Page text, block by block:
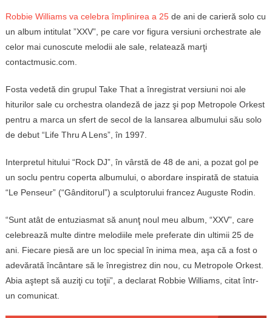
Robbie Williams va celebra împlinirea a 25de ani de carieră solo cu
un album intitulat ”XXV”, pe care vor figura versiuni orchestrate ale
celor mai cunoscute melodii ale sale, relatează marţi
contactmusic.com.
Fosta vedetă din grupul Take That a înregistrat versiuni noi ale
hiturilor sale cu orchestra olandeză de jazz şi pop Metropole Orkest
pentru a marca un sfert de secol de la lansarea albumului său solo
de debut “Life Thru A Lens”, în 1997.
Interpretul hitului “Rock DJ”, în vârstă de 48 de ani, a pozat gol pe
un soclu pentru coperta albumului, o abordare inspirată de statuia
“Le Penseur” (“Gânditorul”) a sculptorului francez Auguste Rodin.
“Sunt atât de entuziasmat să anunţ noul meu album, “XXV”, care
celebrează multe dintre melodiile mele preferate din ultimii 25 de
ani. Fiecare piesă are un loc special în inima mea, aşa că a fost o
adevărată încântare să le înregistrez din nou, cu Metropole Orkest.
Abia aştept să auziţi cu toţii”, a declarat Robbie Williams, citat într-
un comunicat.